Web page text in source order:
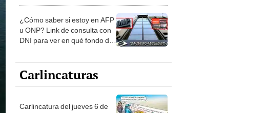
¿Cómo saber si estoy en AFP
u ONP? Link de consulta con
DNI para ver en qué fondo de
Carlincaturas
Carlincatura del jueves 6 de